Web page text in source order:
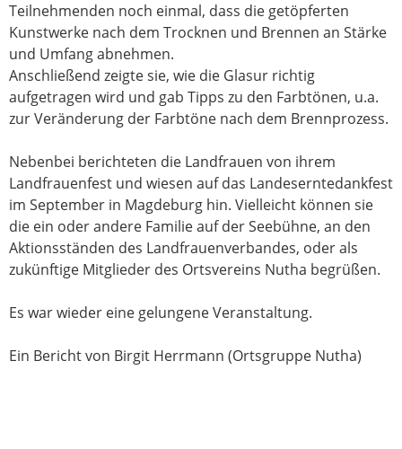
Teilnehmenden noch einmal, dass die getöpferten
Kunstwerke nach dem Trocknen und Brennen an Stärke
und Umfang abnehmen.
Anschließend zeigte sie, wie die Glasur richtig
aufgetragen wird und gab Tipps zu den Farbtönen, u.a.
zur Veränderung der Farbtöne nach dem Brennprozess.
Nebenbei berichteten die Landfrauen von ihrem
Landfrauenfest und wiesen auf das Landeserntedankfest
im September in Magdeburg hin. Vielleicht können sie
die ein oder andere Familie auf der Seebühne, an den
Aktionsständen des Landfrauenverbandes, oder als
zukünftige Mitglieder des Ortsvereins Nutha begrüßen.
Es war wieder eine gelungene Veranstaltung.
Ein Bericht von Birgit Herrmann (Ortsgruppe Nutha)